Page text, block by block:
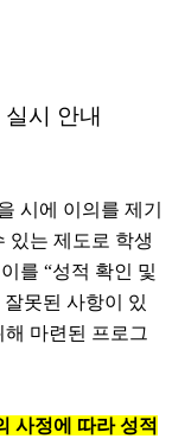
시 안내
시에 이의를 제기
있는 제도로 학생
를 “성적 확인 및
못된 사항이 있
마련된 프로그
사정에 따라 성적